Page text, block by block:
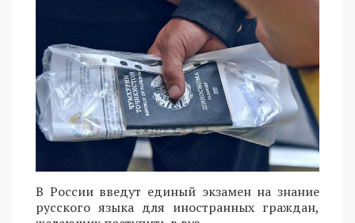
В России введут единый экзамен на знание
русского языка для иностранных граждан,